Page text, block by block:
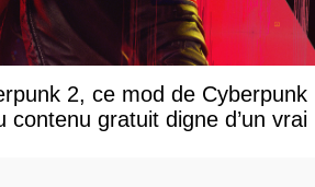
2, ce mod de Cyberpunk
contenu gratuit digne d’un vrai